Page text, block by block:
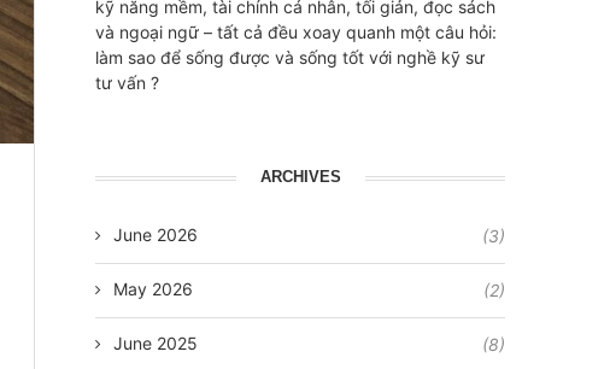
kỹ năng mềm, tài chính cá nhân, tối giản, đọc sách
và ngoại ngữ – tất cả đều xoay quanh một câu hỏi:
làm sao để sống được và sống tốt với nghề kỹ sư
tư vấn ?
ARCHIVES
June 2026 (3)
May 2026 (2)
June 2025 (8)